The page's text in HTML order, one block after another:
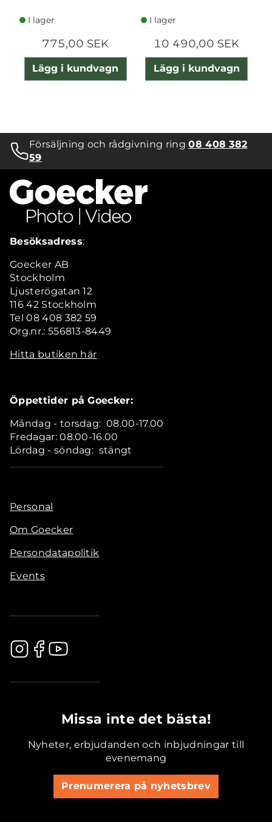
I lager
775,00 SEK
Lägg i kundvagn
I lager
10 490,00 SEK
Lägg i kundvagn
Försäljning och rådgivning ring08 408 382
59
Besöksadress:
Goecker AB
Stockholm
Ljusterögatan 12
116 42 Stockholm
Tel 08 408 382 59
Org.nr.: 556813-8449
Hitta butiken här
Öppettider på Goecker:
Måndag - torsdag: 08.00-17.00
Fredagar: 08.00-16.00
Lördag - söndag: stängt
Personal
Om Goecker
Persondatapolitik
Events
Missa inte det bästa!
Nyheter, erbjudanden och inbjudningar till
evenemang
Prenumerera på nyhetsbrev